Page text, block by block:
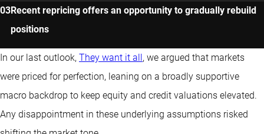
Recent repricing offers an opportunity to gradually rebuild
positions
In our last outlook, They want it all , we argued that markets
were priced for perfection, leaning on a broadly supportive
macro backdrop to keep equity and credit valuations elevated.
Any disappointment in these underlying assumptions risked